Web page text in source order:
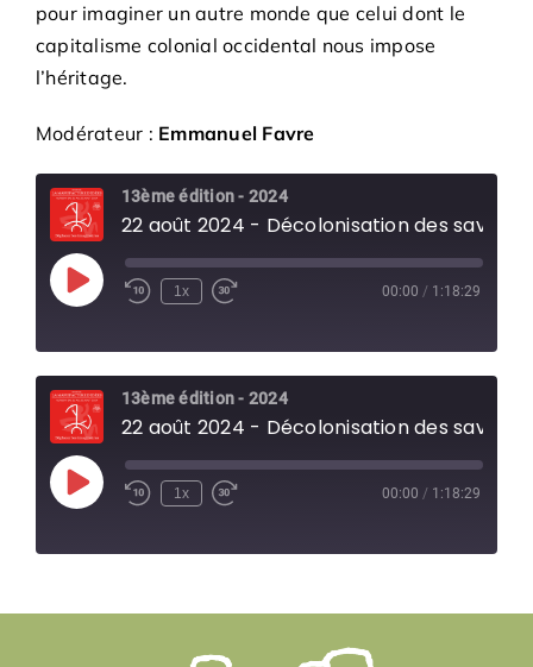
pour imaginer un autre monde que celui dont le
capitalisme colonial occidental nous impose
l’héritage.
Modérateur : Emmanuel Favre
13ème édition - 2024
22 août 2024 - Décolonisation des savoirs
Play
Episode
1x 00:00 / 1:18:29
13ème édition - 2024
22 août 2024 - Décolonisation des savoirs
Play
Episode
1x 00:00 / 1:18:29